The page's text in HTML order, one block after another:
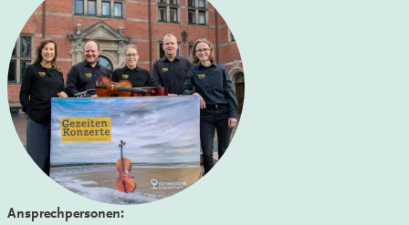
Ansprechpersonen: